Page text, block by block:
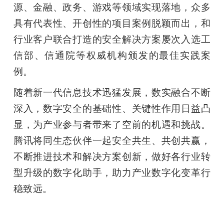
源、金融、政务、游戏等领域实现落地，众多
具有代表性、开创性的项目案例脱颖而出，和
行业客户联合打造的安全解决方案屡次入选工
信部、信通院等权威机构颁发的最佳实践案
例。
随着新一代信息技术迅猛发展，数实融合不断
深入，数字安全的基础性、关键性作用日益凸
显，为产业参与者带来了空前的机遇和挑战。
腾讯将同生态伙伴一起安全共生、共创共赢，
不断推进技术和解决方案创新，做好各行业转
型升级的数字化助手，助力产业数字化变革行
稳致远。